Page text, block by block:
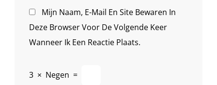
Mijn Naam, E-Mail En Site Bewaren In
Deze Browser Voor De Volgende Keer
Wanneer Ik Een Reactie Plaats.
3 × Negen =